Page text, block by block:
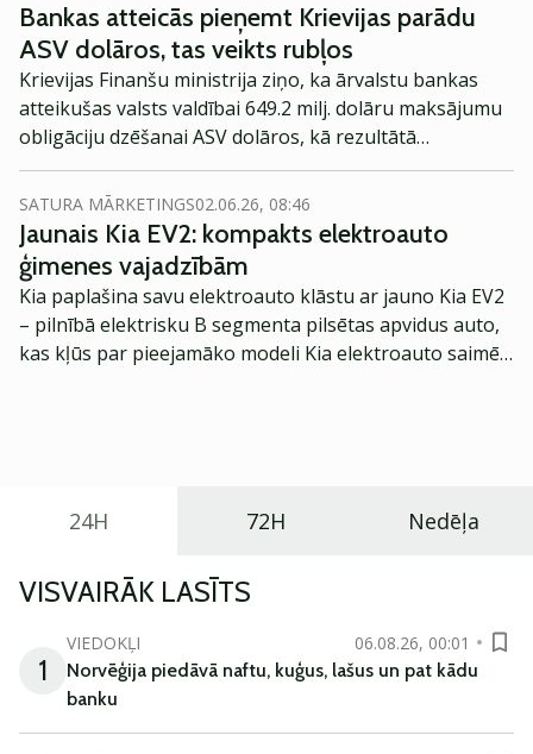
Bankas atteicās pieņemt Krievijas parādu
ASV dolāros, tas veikts rubļos
Krievijas Finanšu ministrija ziņo, ka ārvalstu bankas
atteikušas valsts valdībai 649.2 milj. dolāru maksājumu
obligāciju dzēšanai ASV dolāros, kā rezultātā
maksājums veikts rubļos.
SATURA MĀRKETINGS02.06.26, 08:46
Jaunais Kia EV2: kompakts elektroauto
ģimenes vajadzībām
Kia paplašina savu elektroauto klāstu ar jauno Kia EV2
– pilnībā elektrisku B segmenta pilsētas apvidus auto,
kas kļūs par pieejamāko modeli Kia elektroauto saimē
24H 72H Nedēļa
VISVAIRĀK LASĪTS
1
VIEDOKĻI
06.08.26, 00:01
Norvēģija piedāvā naftu, kuģus, lašus un pat kādu
banku